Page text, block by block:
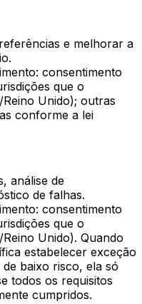
e melhorar a
consentimento
que o
Unido); outras
conforme a lei
análise de
de falhas.
consentimento
que o
Unido). Quando
estabelecer exceção
baixo risco, ela só
todos os requisitos
cumpridos.